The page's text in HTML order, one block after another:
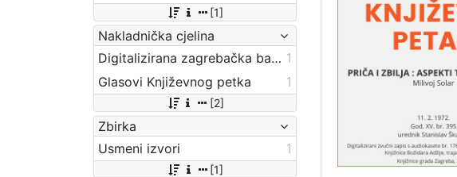
[1]
Nakladnička cjelina
Digitalizirana zagrebačka baština 1
Glasovi Književnog petka
1
[2]
Zbirka
Usmeni izvori
1
[1]